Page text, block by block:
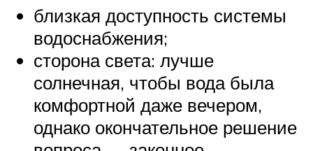
близкая доступность системы
водоснабжения;
сторона света: лучше
солнечная, чтобы вода была
комфортной даже вечером,
однако окончательное решение